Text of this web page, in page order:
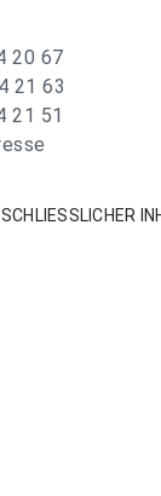
20 67
21 63
21 51